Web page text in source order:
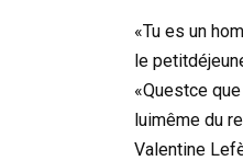
«Tu es un
le
«Questce
luimême du
Valentine